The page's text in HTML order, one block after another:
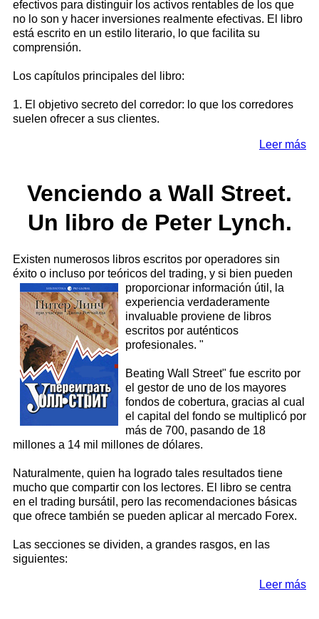
efectivos para distinguir los activos rentables de los que
no lo son y hacer inversiones realmente efectivas. El libro
está escrito en un estilo literario, lo que facilita su
comprensión.
Los capítulos principales del libro:
1. El objetivo secreto del corredor: lo que los corredores
suelen ofrecer a sus clientes.
Leer más
Venciendo a Wall Street.
Un libro de Peter Lynch.
Existen numerosos libros escritos por operadores sin
éxito o incluso por teóricos del trading, y si bien pueden
proporcionar información útil, la
experiencia verdaderamente
invaluable proviene de libros
escritos por auténticos
profesionales. "
Beating Wall Street" fue escrito por
el gestor de uno de los mayores
fondos de cobertura, gracias al cual
el capital del fondo se multiplicó por
más de 700, pasando de 18
millones a 14 mil millones de dólares.
Naturalmente, quien ha logrado tales resultados tiene
mucho que compartir con los lectores. El libro se centra
en el trading bursátil, pero las recomendaciones básicas
que ofrece también se pueden aplicar al mercado Forex.
Las secciones se dividen, a grandes rasgos, en las
siguientes:
Leer más